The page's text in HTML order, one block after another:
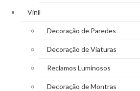
Vinil
Decoração de Paredes
Decoração de Viaturas
Reclamos Luminosos
Decoração de Montras